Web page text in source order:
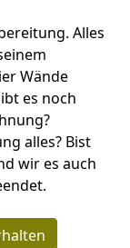
Alles
Wände
es noch
alles? Bist
wir es auch